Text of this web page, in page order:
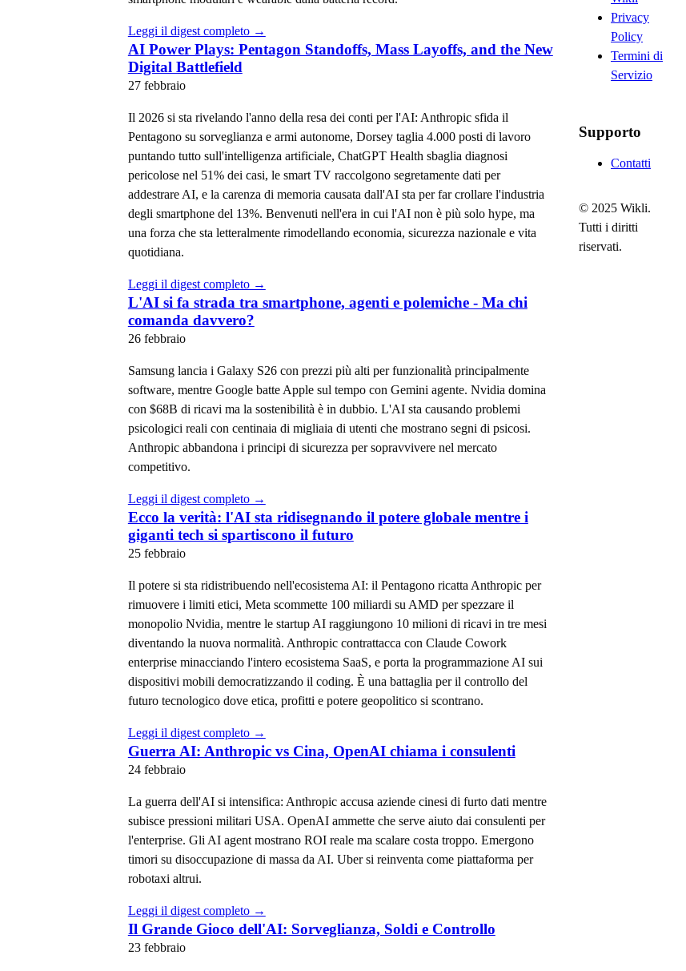
Leggi il digest completo →
AI Power Plays: Pentagon Standoffs, Mass Layoffs, and the New
Digital Battlefield
27 febbraio
Il 2026 si sta rivelando l'anno della resa dei conti per l'AI: Anthropic sfida il
Pentagono su sorveglianza e armi autonome, Dorsey taglia 4.000 posti di lavoro
puntando tutto sull'intelligenza artificiale, ChatGPT Health sbaglia diagnosi
pericolose nel 51% dei casi, le smart TV raccolgono segretamente dati per
addestrare AI, e la carenza di memoria causata dall'AI sta per far crollare l'industria
degli smartphone del 13%. Benvenuti nell'era in cui l'AI non è più solo hype, ma
una forza che sta letteralmente rimodellando economia, sicurezza nazionale e vita
quotidiana.
Leggi il digest completo →
L'AI si fa strada tra smartphone, agenti e polemiche - Ma chi
comanda davvero?
26 febbraio
Samsung lancia i Galaxy S26 con prezzi più alti per funzionalità principalmente
software, mentre Google batte Apple sul tempo con Gemini agente. Nvidia domina
con $68B di ricavi ma la sostenibilità è in dubbio. L'AI sta causando problemi
psicologici reali con centinaia di migliaia di utenti che mostrano segni di psicosi.
Anthropic abbandona i principi di sicurezza per sopravvivere nel mercato
competitivo.
Leggi il digest completo →
Ecco la verità: l'AI sta ridisegnando il potere globale mentre i
giganti tech si spartiscono il futuro
25 febbraio
Il potere si sta ridistribuendo nell'ecosistema AI: il Pentagono ricatta Anthropic per
rimuovere i limiti etici, Meta scommette 100 miliardi su AMD per spezzare il
monopolio Nvidia, mentre le startup AI raggiungono 10 milioni di ricavi in tre mesi
diventando la nuova normalità. Anthropic contrattacca con Claude Cowork
enterprise minacciando l'intero ecosistema SaaS, e porta la programmazione AI sui
dispositivi mobili democratizzando il coding. È una battaglia per il controllo del
futuro tecnologico dove etica, profitti e potere geopolitico si scontrano.
Leggi il digest completo →
Guerra AI: Anthropic vs Cina, OpenAI chiama i consulenti
24 febbraio
La guerra dell'AI si intensifica: Anthropic accusa aziende cinesi di furto dati mentre
subisce pressioni militari USA. OpenAI ammette che serve aiuto dai consulenti per
l'enterprise. Gli AI agent mostrano ROI reale ma scalare costa troppo. Emergono
timori su disoccupazione di massa da AI. Uber si reinventa come piattaforma per
robotaxi altrui.
Leggi il digest completo →
Il Grande Gioco dell'AI: Sorveglianza, Soldi e Controllo
23 febbraio
Privacy
Policy
Termini di
Servizio
Supporto
Contatti
© 2025 Wikli.
Tutti i diritti
riservati.